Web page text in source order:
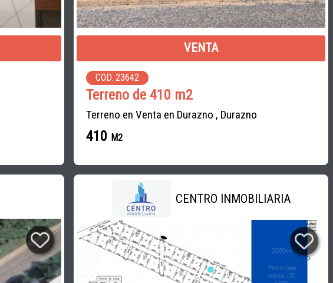
VENTA
COD. 23642
Terreno de 410 m2
Terreno en Venta en Durazno , Durazno
410 M2
CENTRO INMOBILIARIA